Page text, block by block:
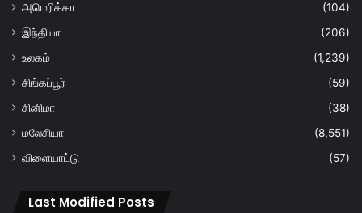
அமெரிக்கா
(104)
இந்தியா
(206)
உலகம்
(1,239)
சிங்கப்பூர்
(59)
சினிமா
(38)
மலேசியா
(8,551)
விளையாட்டு
(57)
Last Modified Posts